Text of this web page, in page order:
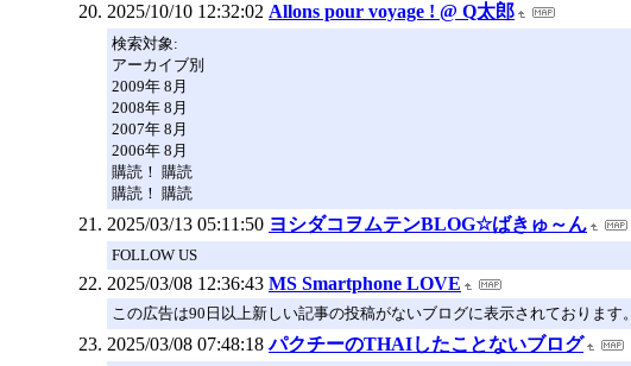
2025/10/10 12:32:02 Allons pour voyage ! @ Q太郎
検索対象:
アーカイブ別
2009年 8月
2008年 8月
2007年 8月
2006年 8月
購読！ 購読
購読！ 購読
2025/03/13 05:11:50 ヨシダコヲムテンBLOG☆ばきゅ～ん
FOLLOW US
2025/03/08 12:36:43 MS Smartphone LOVE
この広告は90日以上新しい記事の投稿がないブログに表示されております。
2025/03/08 07:48:18 パクチーのTHAIしたことないブログ